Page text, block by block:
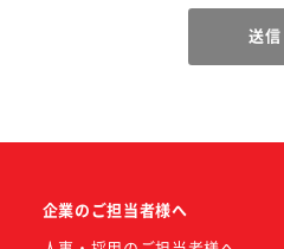
企業のご担当者様へ